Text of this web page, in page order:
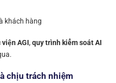
khách hàng
viện AGI, quy trình kiểm soát AI
chịu trách nhiệm